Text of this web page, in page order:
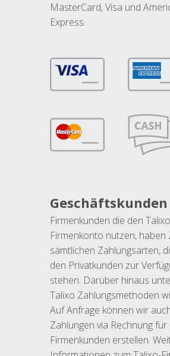
MasterCard, Visa und
Express.
Geschäftskunden
Firmenkunden die den
Firmenkonto nutzen, haben
sämtlichen Zahlungsarten,
den Privatkunden zur
stehen. Darüber hinaus
Talixo Zahlungsmethoden
Auf Anfrage können wir
Zahlungen via Rechnung
Firmenkunden erstellen.